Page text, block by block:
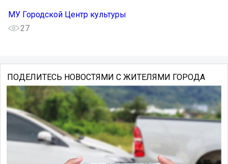
МУ Городской Центр культуры
27
ПОДЕЛИТЕСЬ НОВОСТЯМИ С ЖИТЕЛЯМИ ГОРОДА